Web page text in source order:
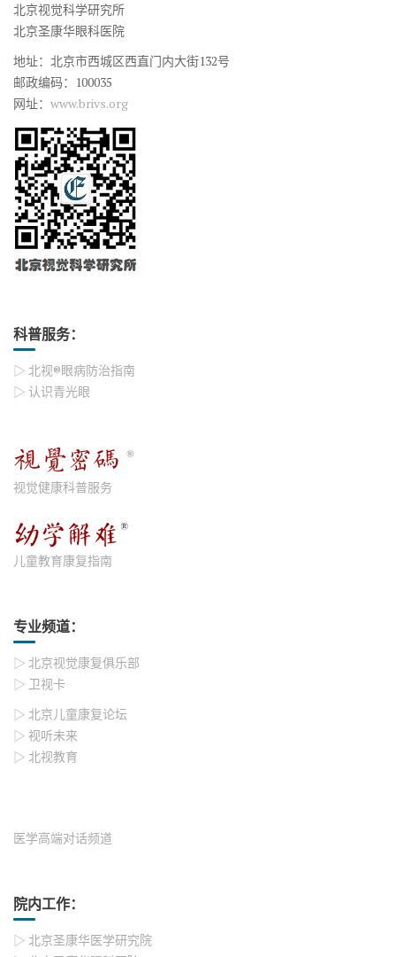
北京视觉科学研究所
北京圣康华眼科医院
地址：北京市西城区西直门内大街132号
邮政编码：100035
网址： www.brivs.org
科普服务：
▷ 北视®眼病防治指南
▷ 认识青光眼
视觉健康科普服务
儿童教育康复指南
专业频道：
▷ 北京视觉康复俱乐部
▷ 卫视卡
▷ 北京儿童康复论坛
▷ 视听未来
▷ 北视教育
医学高端对话频道
院内工作：
▷ 北京圣康华医学研究院